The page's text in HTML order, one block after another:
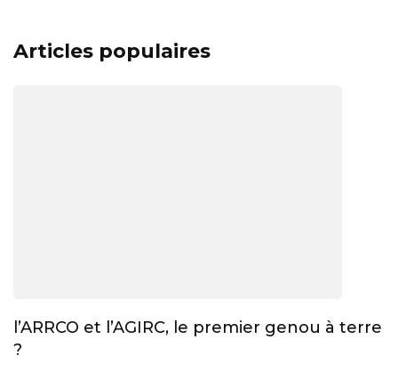
Articles populaires
l’ARRCO et l’AGIRC, le premier genou à terre
?